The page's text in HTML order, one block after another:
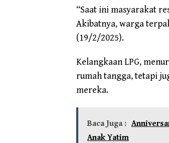
“Saat ini masyarakat
Akibatnya, warga
(19/2/2025).
Kelangkaan LPG,
rumah tangga, tetapi
mereka.
Baca Juga :
Anak Yatim